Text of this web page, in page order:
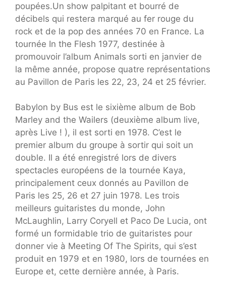
poupées.Un show palpitant et bourré de
décibels qui restera marqué au fer rouge du
rock et de la pop des années 70 en France. La
tournée In the Flesh 1977, destinée à
promouvoir l’album Animals sorti en janvier de
la même année, propose quatre représentations
au Pavillon de Paris les 22, 23, 24 et 25 février.
Babylon by Bus est le sixième album de Bob
Marley and the Wailers (deuxième album live,
après Live ! ), il est sorti en 1978. C’est le
premier album du groupe à sortir qui soit un
double. Il a été enregistré lors de divers
spectacles européens de la tournée Kaya,
principalement ceux donnés au Pavillon de
Paris les 25, 26 et 27 juin 1978. Les trois
meilleurs guitaristes du monde, John
McLaughlin, Larry Coryell et Paco De Lucia, ont
formé un formidable trio de guitaristes pour
donner vie à Meeting Of The Spirits, qui s’est
produit en 1979 et en 1980, lors de tournées en
Europe et, cette dernière année, à Paris.